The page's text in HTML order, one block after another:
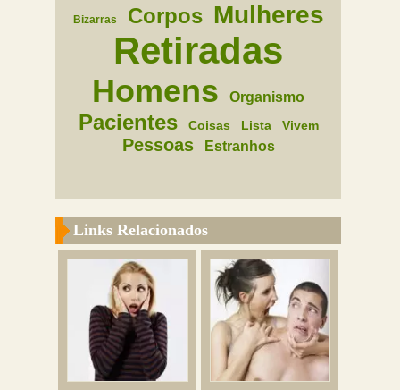
Bizarras Corpos Mulheres
Retiradas
Homens Organismo
Pacientes Coisas Lista Vivem
Pessoas Estranhos
Links Relacionados